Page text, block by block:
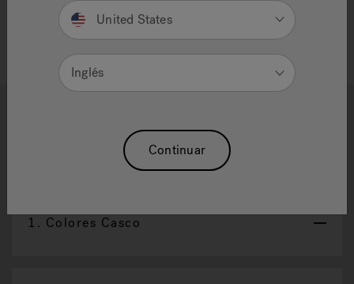
Cosi™ Freestanding Bath
1. Colores Casco
United States
Inglés
Continuar